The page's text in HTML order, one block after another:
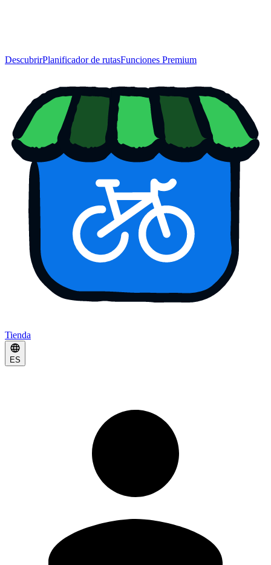
DescubrirPlanificador de rutasFunciones Premium
Tienda
ES